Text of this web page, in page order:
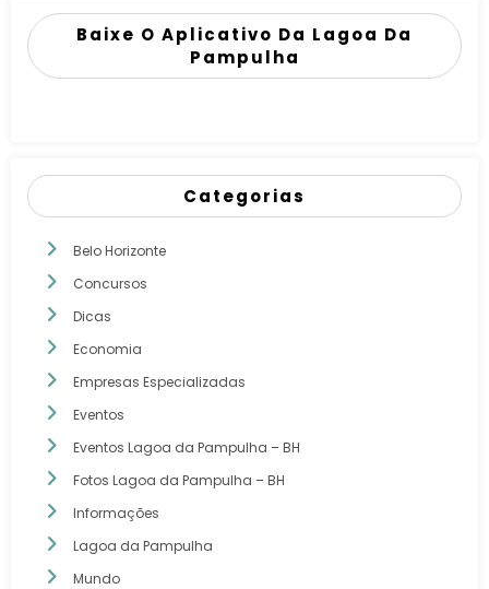
Baixe O Aplicativo Da Lagoa Da
Pampulha
Categorias
Belo Horizonte
Concursos
Dicas
Economia
Empresas Especializadas
Eventos
Eventos Lagoa da Pampulha – BH
Fotos Lagoa da Pampulha – BH
Informações
Lagoa da Pampulha
Mundo